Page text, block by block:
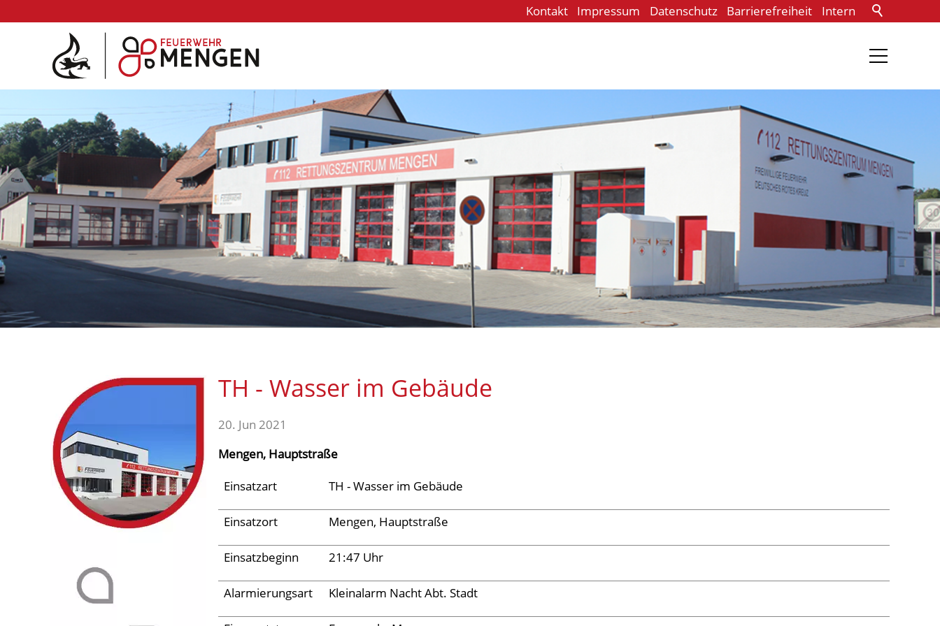
Kontakt Impressum Datenschutz Barrierefreiheit Intern
Die Feuerwehr
Abteilungen & Fachdienste
Fahrzeuge
Einsätze
Links
TH - Wasser im Gebäude
20. Jun 2021
Mengen, Hauptstraße
Einsatzart
TH - Wasser im Gebäude
Einsatzort Mengen, Hauptstraße
Einsatzbeginn 21:47 Uhr
Alarmierungsart Kleinalarm Nacht Abt. Stadt